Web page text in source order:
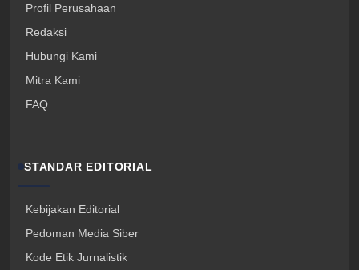
Profil Perusahaan
Redaksi
Hubungi Kami
Mitra Kami
FAQ
STANDAR EDITORIAL
Kebijakan Editorial
Pedoman Media Siber
Kode Etik Jurnalistik